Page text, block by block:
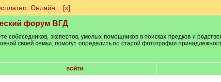
Онлайн. [х]
форум ВГД
экспертов, умелых помощников в поисках предков и
своей семьи, помогут определить по старой фотографии
ВОЙТИ